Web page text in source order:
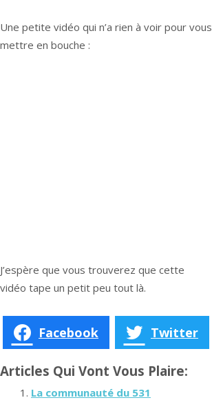
Une petite vidéo qui n’a rien à voir pour vous
mettre en bouche :
J’espère que vous trouverez que cette
vidéo tape un petit peu tout là.
Facebook Twitter
Articles Qui Vont Vous Plaire:
La communauté du 531